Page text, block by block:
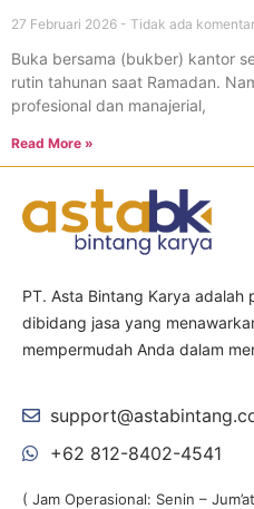
27 Februari 2026 Tidak ada komentar
Buka bersama (bukber) kantor
rutin tahunan saat Ramadan.
profesional dan manajerial,
Read More »
PT. Asta Bintang Karya adalah
dibidang jasa yang
mempermudah Anda dalam
+62 812-8402-4541
( Jam Operasional: Senin –